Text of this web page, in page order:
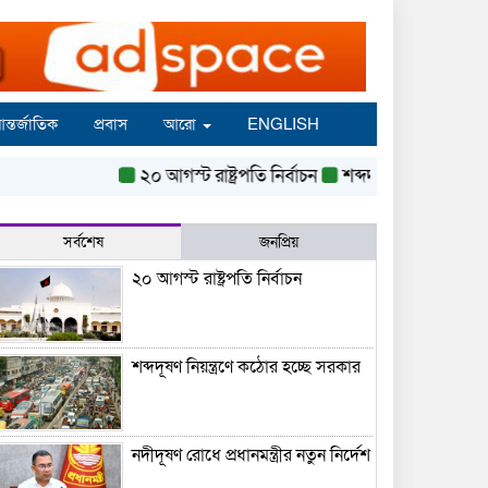
প্রবাস আরো ENGLISH
২০ আগস্ট রাষ্ট্রপতি নির্বাচন শব্দদূষণ নিয়ন্ত্রণে কঠোর
সর্বশেষ জনপ্রিয়
২০ আগস্ট রাষ্ট্রপতি নির্বাচন
শব্দদূষণ নিয়ন্ত্রণে কঠোর হচ্ছে সরকার
নদীদূষণ রোধে প্রধানমন্ত্রীর নতুন নির্দেশ